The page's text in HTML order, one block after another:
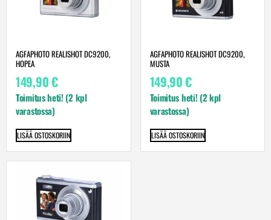
AGFAPHOTO REALISHOT DC9200,
HOPEA
149,90€
Toimitus heti! (2 kpl
varastossa)
LISÄÄ OSTOSKORIIN
AGFAPHOTO REALISHOT DC9200,
MUSTA
149,90€
Toimitus heti! (2 kpl
varastossa)
LISÄÄ OSTOSKORIIN